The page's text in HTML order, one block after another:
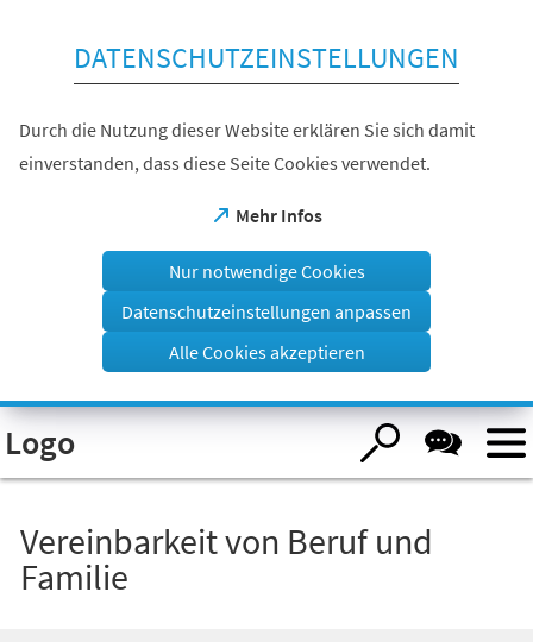
Visuelle
Assistenzsoftware
öffnen.
DATENSCHUTZEINSTELLUNGEN
Durch die Nutzung dieser Website erklären Sie sich damit
einverstanden, dass diese Seite Cookies verwendet.
Mehr Infos
(Öffnet
einem
Tab)
Nur notwendige Cookies
Datenschutzeinstellungen anpassen
Alle Cookies akzeptieren
Logo
Vereinbarkeit von Beruf und
Familie